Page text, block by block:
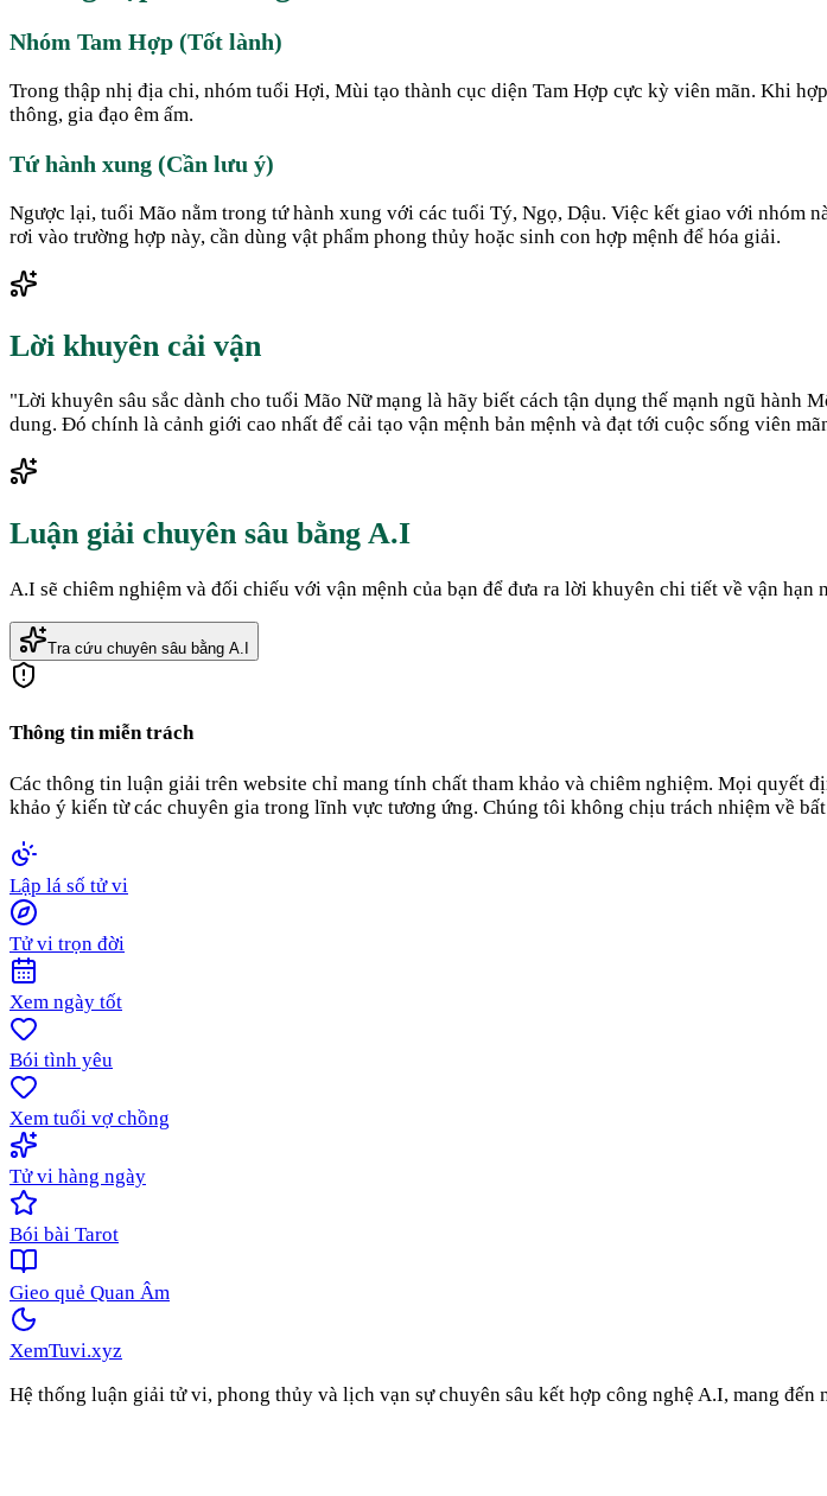
Nhóm Tam Hợp (Tốt lành)
Trong thập nhị địa chi, nhóm tuổi Hợi, Mùi tạo thành cục diện Tam Hợp cực kỳ viên mãn. Khi
thông, gia đạo êm ấm.
Tứ hành xung (Cần lưu ý)
Ngược lại, tuổi Mão nằm trong tứ hành xung với các tuổi Tý, Ngọ, Dậu. Việc kết giao với nhóm
rơi vào trường hợp này, cần dùng vật phẩm phong thủy hoặc sinh con hợp mệnh để hóa giải.
Lời khuyên cải vận
"Lời khuyên sâu sắc dành cho tuổi Mão Nữ mạng là hãy biết cách tận dụng thế mạnh ngũ
dung. Đó chính là cảnh giới cao nhất để cải tạo vận mệnh bản mệnh và đạt tới cuộc sống viên
Luận giải chuyên sâu bằng A.I
A.I sẽ chiêm nghiệm và đối chiếu với vận mệnh của bạn để đưa ra lời khuyên chi tiết về vận hạn
Tra cứu chuyên sâu bằng A.I
Thông tin miễn trách
Các thông tin luận giải trên website chỉ mang tính chất tham khảo và chiêm nghiệm. Mọi quyết
khảo ý kiến từ các chuyên gia trong lĩnh vực tương ứng. Chúng tôi không chịu trách nhiệm về
Lập lá số tử vi
Tử vi trọn đời
Xem ngày tốt
Bói tình yêu
Xem tuổi vợ chồng
Tử vi hàng ngày
Bói bài Tarot
Gieo quẻ Quan Âm
XemTuvi.xyz
Hệ thống luận giải tử vi, phong thủy và lịch vạn sự chuyên sâu kết hợp công nghệ A.I, mang